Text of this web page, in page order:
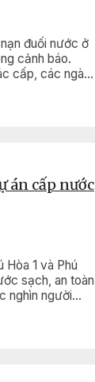
đuối nước ở
cảnh báo.
cấp, các ngành
án cấp nước
Hòa 1 và Phú
sạch, an toàn
nghìn người